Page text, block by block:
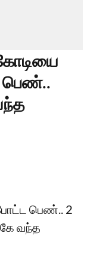
பெண்..
பெண்.. 2
வந்த